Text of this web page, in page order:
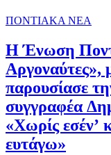
ΠΟΝΤΙΑΚΑ ΝΕΑ
Η Ένωση
Αργοναύτες»,
παρουσίασε
συγγραφέα
«Χωρίς εσέν’
ευτάγω»